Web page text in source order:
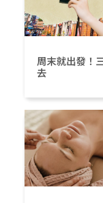
周末就出發！
去